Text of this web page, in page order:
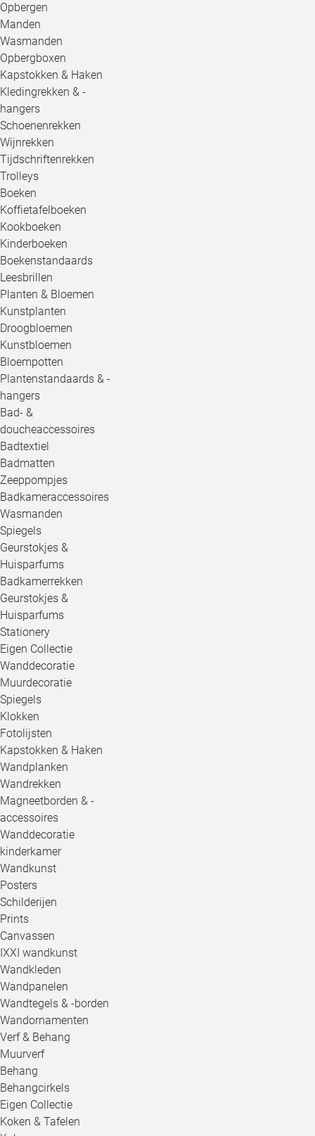
Opbergen
Manden
Wasmanden
Opbergboxen
Kapstokken & Haken
Kledingrekken & -
hangers
Schoenenrekken
Wijnrekken
Tijdschriftenrekken
Trolleys
Boeken
Koffietafelboeken
Kookboeken
Kinderboeken
Boekenstandaards
Leesbrillen
Planten & Bloemen
Kunstplanten
Droogbloemen
Kunstbloemen
Bloempotten
Plantenstandaards & -
hangers
Bad- &
doucheaccessoires
Badtextiel
Badmatten
Zeeppompjes
Badkameraccessoires
Wasmanden
Spiegels
Geurstokjes &
Huisparfums
Badkamerrekken
Geurstokjes &
Huisparfums
Stationery
Eigen Collectie
Wanddecoratie
Muurdecoratie
Spiegels
Klokken
Fotolijsten
Kapstokken & Haken
Wandplanken
Wandrekken
Magneetborden & -
accessoires
Wanddecoratie
kinderkamer
Wandkunst
Posters
Schilderijen
Prints
Canvassen
IXXI wandkunst
Wandkleden
Wandpanelen
Wandtegels & -borden
Wandornamenten
Verf & Behang
Muurverf
Behang
Behangcirkels
Eigen Collectie
Koken & Tafelen